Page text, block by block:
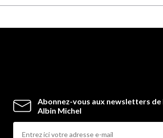
Abonnez-vous aux newsletters de
Albin Michel